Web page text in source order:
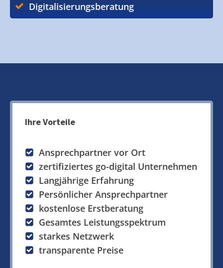
Digitalisierungsberatung
Ihre Vorteile
Ansprechpartner vor Ort
zertifiziertes go-digital Unternehmen
Langjährige Erfahrung
Persönlicher Ansprechpartner
kostenlose Erstberatung
Gesamtes Leistungsspektrum
starkes Netzwerk
transparente Preise